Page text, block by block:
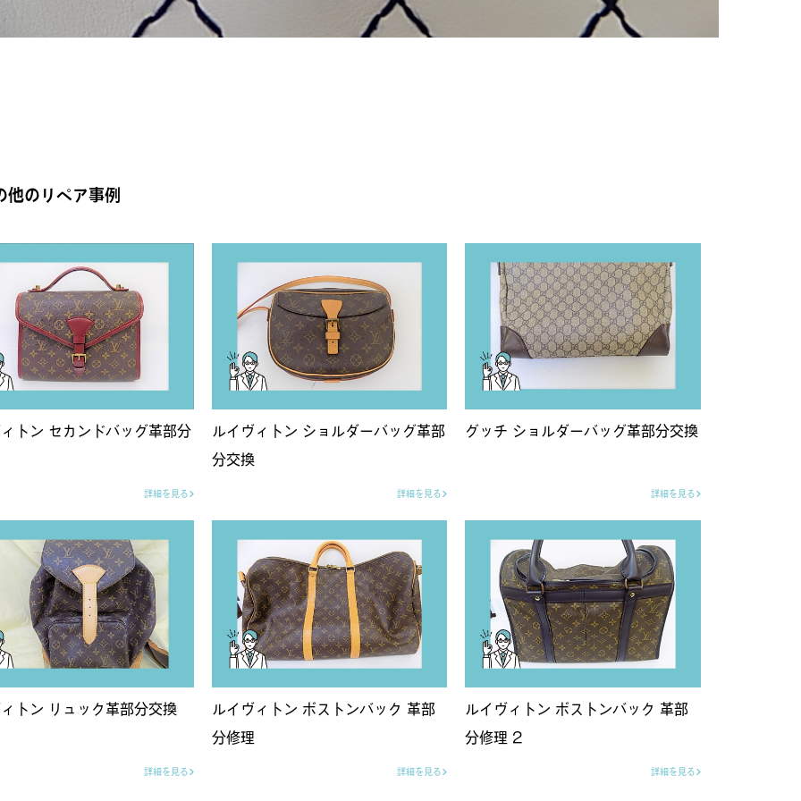
他のリペア事例
トン セカンドバッグ革部分
詳細を見る
ルイヴィトン ショルダーバッグ革部
分交換
詳細を見る
グッチ ショルダーバッグ革部分交換
詳細を見る
トン リュック革部分交換
詳細を見る
ルイヴィトン ボストンバック 革部
分修理
詳細を見る
ルイヴィトン ボストンバック 革部
分修理 2
詳細を見る